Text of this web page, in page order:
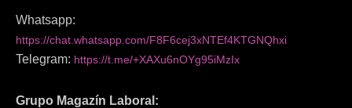
Whatsapp:
https://chat.whatsapp.com/F8F6cej3xNTEf4KTGNQhxi
Telegram: https://t.me/+XAXu6nOYg95iMzIx
Grupo Magazín Laboral: